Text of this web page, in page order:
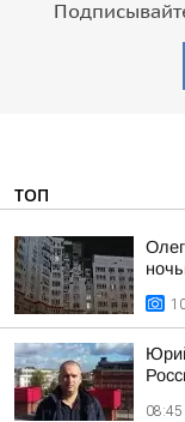
ТОП
08:45